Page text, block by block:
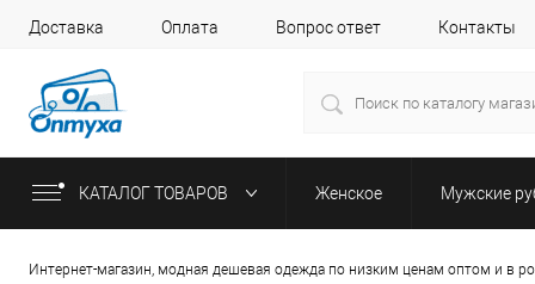
Доставка Оплата Вопрос ответ Контакты
КАТАЛОГ ТОВАРОВ Женское Мужские
Интернет-магазин, модная дешевая одежда по низким ценам оптом и в